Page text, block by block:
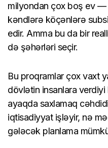
milyondan çox boş ev
kəndlərə köçənlərə
edir. Amma bu da bir
də şəhərləri seçir.
Bu proqramlar çox vaxt
dövlətin insanlara
ayaqda saxlamaq
iqtisadiyyat işləyir, nə
gələcək planlama